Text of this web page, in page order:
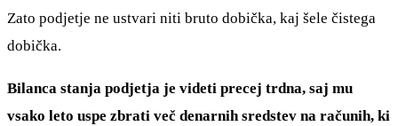
Zato podjetje ne ustvari niti bruto dobička, kaj šele čistega
dobička.
Bilanca stanja podjetja je videti precej trdna, saj mu
vsako leto uspe zbrati več denarnih sredstev na računih, ki